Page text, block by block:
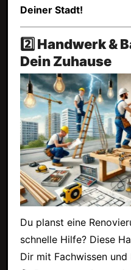
Deiner Stadt!
2️⃣ Handwerk &
Dein Zuhause
Du planst eine
schnelle Hilfe? Diese
Dir mit Fachwissen